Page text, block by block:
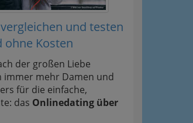
und testen
ohne Kosten
der großen Liebe
immer mehr Damen und
für die einfache,
das Onlinedating über